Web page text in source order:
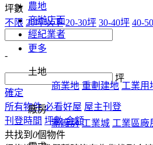
農地
商辦店面
經紀業者
更多
土地
商業地 重劃建地 工業用
廠房
新廠房 工業城 工業區廠
坪數
不限 20坪以下 20-30坪 30-40坪 40-
-
坪
確定
所有物件 必看好屋 屋主刊登
刊登時間 坪數 金額
共找到 0個物件